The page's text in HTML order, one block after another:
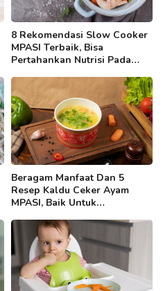
8 Rekomendasi Slow Cooker
MPASI Terbaik, Bisa
Pertahankan Nutrisi Pada
Beragam Manfaat Dan 5
Resep Kaldu Ceker Ayam
MPASI, Baik Untuk
Kuku Si Kecil!